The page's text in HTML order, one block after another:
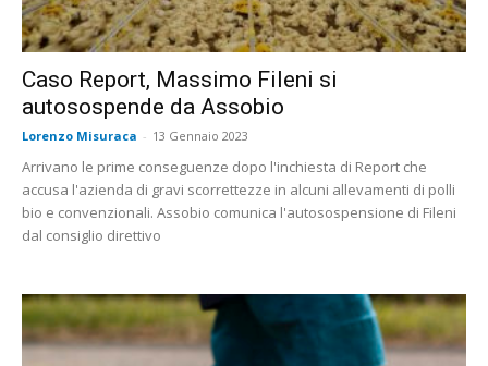
Caso Report, Massimo Fileni si
autosospende da Assobio
Lorenzo Misuraca - 13 Gennaio 2023
Arrivano le prime conseguenze dopo l'inchiesta di Report che
accusa l'azienda di gravi scorrettezze in alcuni allevamenti di polli
bio e convenzionali. Assobio comunica l'autosospensione di Fileni
dal consiglio direttivo